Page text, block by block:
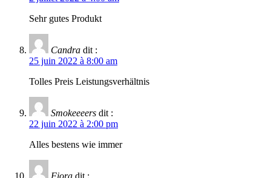
Sehr gutes Produkt
Candra dit :
25 juin 2022 à 8:00 am
Tolles Preis Leistungsverhältnis
Smokeeeers dit :
22 juin 2022 à 2:00 pm
Alles bestens wie immer
Fiora dit :